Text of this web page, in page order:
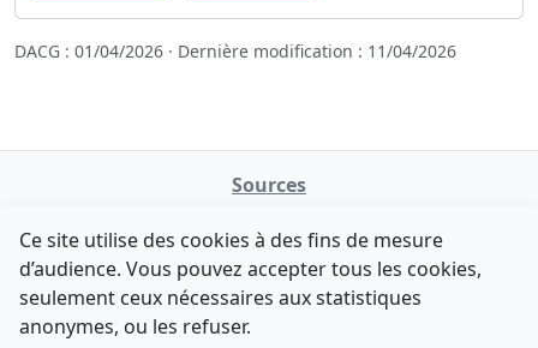
DACG : 01/04/2026 · Dernière modification : 11/04/2026
Sources
data.gouv.fr
Legifrance - API
Contact
Comment avez-vous découvert NATINFo ?
Une courte réponse suffit (500 caractères max).
Ce site utilise des cookies à des fins de mesure
d’audience. Vous pouvez accepter tous les cookies,
seulement ceux nécessaires aux statistiques
anonymes, ou les refuser.